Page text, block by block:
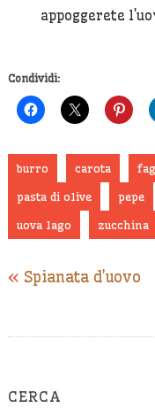
appoggerete
Condividi:
burro carota
pasta di olive
pepe
uova lago
zucchina
« Spianata d’uovo
CERCA